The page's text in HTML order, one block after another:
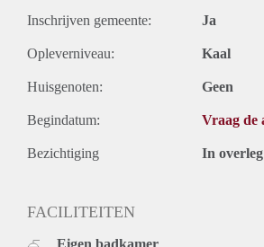
Inschrijven gemeente: Ja
Opleverniveau: Kaal
Huisgenoten: Geen
Begindatum: Vraag de
Bezichtiging In overleg
FACILITEITEN
Eigen badkamer